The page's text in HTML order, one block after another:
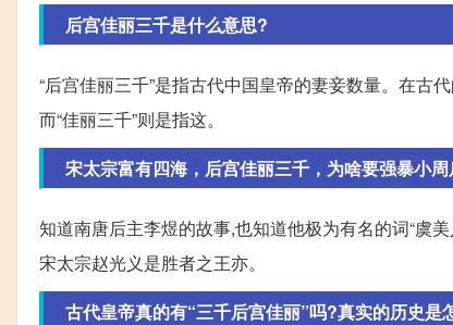
后宫佳丽三千是什么意思?
“后宫佳丽三千”是指古代中国皇帝的妻妾数量。在古
而“佳丽三千”则是指这。
宋太宗富有四海，后宫佳丽三千，为啥要强暴小
知道南唐后主李煜的故事,也知道他极为有名的词“虞
宋太宗赵光义是胜者之王亦。
古代皇帝真的有“三千后宫佳丽”吗?真实的历史是